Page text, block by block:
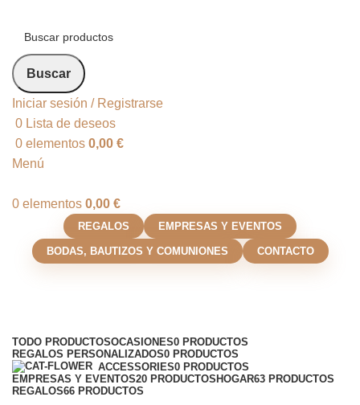
Buscar
Iniciar sesión / Registrarse
0 Lista de deseos
0 elementos 0,00 €
Menú
0 elementos 0,00 €
REGALOS EMPRESAS Y EVENTOS
BODAS, BAUTIZOS Y COMUNIONES CONTACTO
TODO PRODUCTOSOCASIONES0 PRODUCTOS
REGALOS PERSONALIZADOS0 PRODUCTOS
ACCESSORIES0 PRODUCTOS
EMPRESAS Y EVENTOS20 PRODUCTOS HOGAR63 PRODUCTOS
REGALOS66 PRODUCTOS